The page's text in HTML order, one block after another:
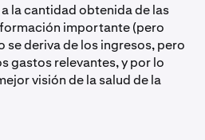
la cantidad obtenida de las
importante (pero
se deriva de los ingresos, pero
gastos relevantes, y por lo
visión de la salud de la